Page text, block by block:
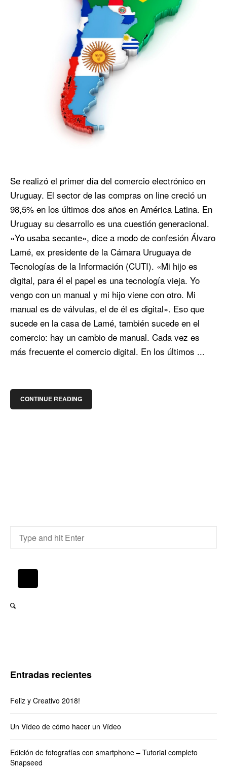
Se realizó el primer día del comercio electrónico en
Uruguay. El sector de las compras on line creció un
98,5% en los últimos dos años en América Latina. En
Uruguay su desarrollo es una cuestión generacional.
«Yo usaba secante», dice a modo de confesión Álvaro
Lamé, ex presidente de la Cámara Uruguaya de
Tecnologías de la Información (CUTI). «Mi hijo es
digital, para él el papel es una tecnología vieja. Yo
vengo con un manual y mi hijo viene con otro. Mi
manual es de válvulas, el de él es digital». Eso que
sucede en la casa de Lamé, también sucede en el
comercio: hay un cambio de manual. Cada vez es
más frecuente el comercio digital. En los últimos ...
CONTINUE READING
Entradas recientes
Feliz y Creativo 2018!
Un Vídeo de cómo hacer un Vídeo
Edición de fotografías con smartphone – Tutorial completo
Snapseed